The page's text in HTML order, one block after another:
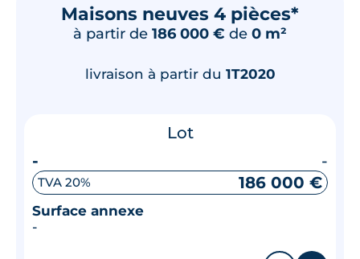
Maisons neuves 4 pièces*
à partir de 186 000 € de 0 m²
livraison à partir du 1T2020
Lot
-
-
TVA 20% 186 000 €
Surface annexe
-